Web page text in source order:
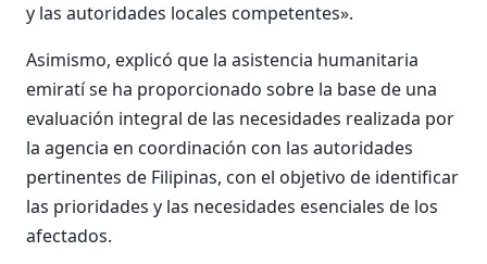
y las autoridades locales competentes».
Asimismo, explicó que la asistencia humanitaria
emiratí se ha proporcionado sobre la base de una
evaluación integral de las necesidades realizada por
la agencia en coordinación con las autoridades
pertinentes de Filipinas, con el objetivo de identificar
las prioridades y las necesidades esenciales de los
afectados.